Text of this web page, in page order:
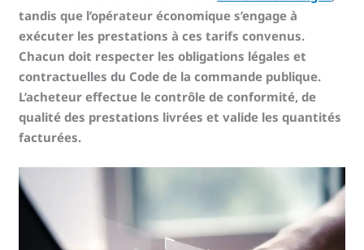
tandis que l’opérateur économique s’engage à
exécuter les prestations à ces tarifs convenus.
Chacun doit respecter les obligations légales et
contractuelles du Code de la commande publique.
L’acheteur effectue le contrôle de conformité, de
qualité des prestations livrées et valide les quantités
facturées.